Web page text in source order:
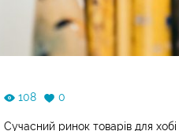
108 0
Сучасний ринок товарів для